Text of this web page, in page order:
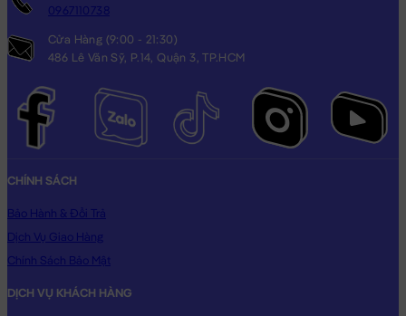
0967110738
Cửa Hàng (9:00 - 21:30)
486 Lê Văn Sỹ, P.14, Quận 3, TP.HCM
CHÍNH SÁCH
Bảo Hành & Đổi Trả
Dịch Vụ Giao Hàng
Chính Sách Bảo Mật
DỊCH VỤ KHÁCH HÀNG